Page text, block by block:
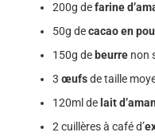
200g defarine
50g decacao en
150g de beurre non
3 œufsde taille
120ml de lait
2 cuillères à café d’